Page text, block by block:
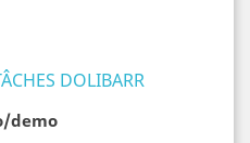
DOLIBARR
demo